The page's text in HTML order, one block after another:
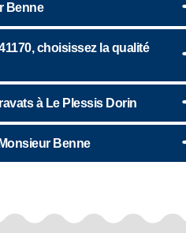
Benne
choisissez la qualité
à Le Plessis Dorin
Benne